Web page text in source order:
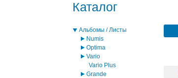
Каталог
Альбомы / Листы
Numis
Optima
Vario
Vario Plus
Grande